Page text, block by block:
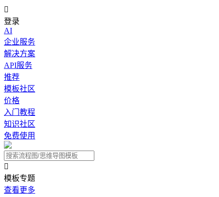

登录
AI
企业服务
解决方案
API服务
推荐
模板社区
价格
入门教程
知识社区
免费使用

模板专题
查看更多